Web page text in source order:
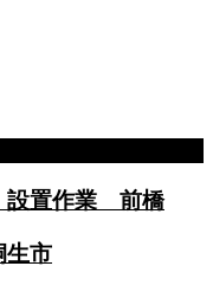
設置作業 前橋
生市